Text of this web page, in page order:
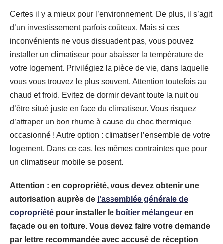
Certes il y a mieux pour l’environnement. De plus, il s’agit
d’un investissement parfois coûteux. Mais si ces
inconvénients ne vous dissuadent pas, vous pouvez
installer un climatiseur pour abaisser la température de
votre logement. Privilégiez la pièce de vie, dans laquelle
vous vous trouvez le plus souvent. Attention toutefois au
chaud et froid. Evitez de dormir devant toute la nuit ou
d’être situé juste en face du climatiseur. Vous risquez
d’attraper un bon rhume à cause du choc thermique
occasionné ! Autre option : climatiser l’ensemble de votre
logement. Dans ce cas, les mêmes contraintes que pour
un climatiseur mobile se posent.
Attention : en copropriété, vous devez obtenir une
autorisation auprès de l’assemblée générale de
copropriété pour installer le boîtier mélangeur en
façade ou en toiture. Vous devez faire votre demande
par lettre recommandée avec accusé de réception